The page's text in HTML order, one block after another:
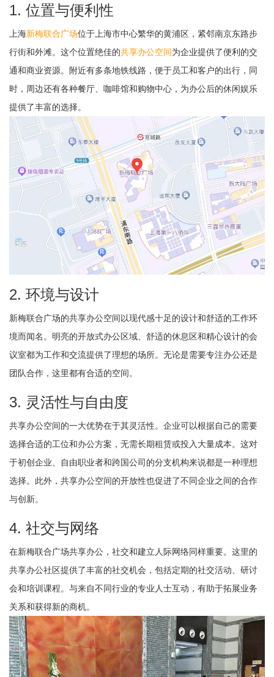
1. 位置与便利性
上海新梅联合广场位于上海市中心繁华的黄浦区，紧邻南京东路步
行街和外滩。这个位置绝佳的共享办公空间为企业提供了便利的交
通和商业资源。附近有多条地铁线路，便于员工和客户的出行，同
时，周边还有各种餐厅、咖啡馆和购物中心，为办公后的休闲娱乐
提供了丰富的选择。
2. 环境与设计
新梅联合广场的共享办公空间以现代感十足的设计和舒适的工作环
境而闻名。明亮的开放式办公区域、舒适的休息区和精心设计的会
议室都为工作和交流提供了理想的场所。无论是需要专注办公还是
团队合作，这里都有合适的空间。
3. 灵活性与自由度
共享办公空间的一大优势在于其灵活性。企业可以根据自己的需要
选择合适的工位和办公方案，无需长期租赁或投入大量成本。这对
于初创企业、自由职业者和跨国公司的分支机构来说都是一种理想
选择。此外，共享办公空间的开放性也促进了不同企业之间的合作
与创新。
4. 社交与网络
在新梅联合广场共享办公，社交和建立人际网络同样重要。这里的
共享办公社区提供了丰富的社交机会，包括定期的社交活动、研讨
会和培训课程。与来自不同行业的专业人士互动，有助于拓展业务
关系和获得新的商机。